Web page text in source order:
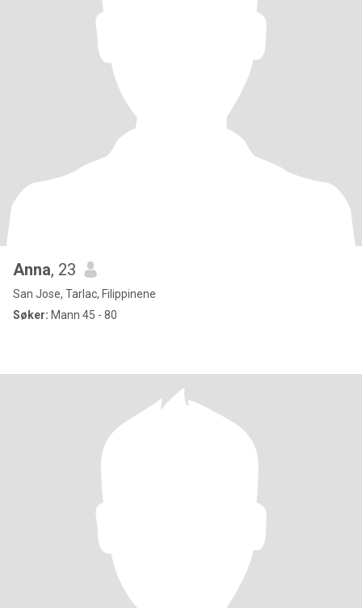
Anna, 23
San Jose, Tarlac, Filippinene
Søker: Mann 45 - 80